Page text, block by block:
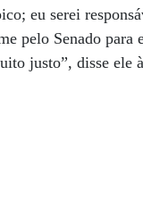
eu serei
pelo Senado para
justo”, disse ele